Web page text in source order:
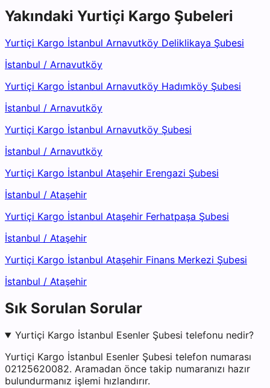
Yakındaki Yurtiçi Kargo Şubeleri
Yurtiçi Kargo İstanbul Arnavutköy Deliklikaya Şubesi
İstanbul / Arnavutköy
Yurtiçi Kargo İstanbul Arnavutköy Hadımköy Şubesi
İstanbul / Arnavutköy
Yurtiçi Kargo İstanbul Arnavutköy Şubesi
İstanbul / Arnavutköy
Yurtiçi Kargo İstanbul Ataşehir Erengazi Şubesi
İstanbul / Ataşehir
Yurtiçi Kargo İstanbul Ataşehir Ferhatpaşa Şubesi
İstanbul / Ataşehir
Yurtiçi Kargo İstanbul Ataşehir Finans Merkezi Şubesi
İstanbul / Ataşehir
Sık Sorulan Sorular
Yurtiçi Kargo İstanbul Esenler Şubesi telefonu nedir?
Yurtiçi Kargo İstanbul Esenler Şubesi telefon numarası
02125620082. Aramadan önce takip numaranızı hazır
bulundurmanız işlemi hızlandırır.